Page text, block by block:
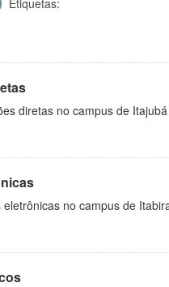
Etiquetas:
diretas no campus de Itajubá
no campus de